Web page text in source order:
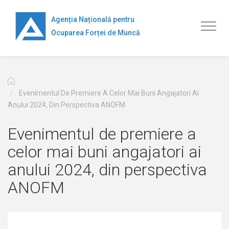
conţinutul
principal
Agenția Națională pentru
Ocuparea Forței de Muncă
Evenimentul De Premiere A Celor Mai Buni Angajatori Ai
Anului 2024, Din Perspectiva ANOFM
Evenimentul de premiere a
celor mai buni angajatori ai
anului 2024, din perspectiva
ANOFM